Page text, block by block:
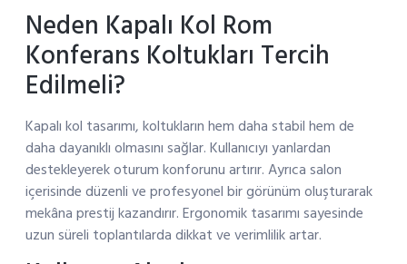
Neden Kapalı Kol Rom
Konferans Koltukları Tercih
Edilmeli?
Kapalı kol tasarımı, koltukların hem daha stabil hem de
daha dayanıklı olmasını sağlar. Kullanıcıyı yanlardan
destekleyerek oturum konforunu artırır. Ayrıca salon
içerisinde düzenli ve profesyonel bir görünüm oluşturarak
mekâna prestij kazandırır. Ergonomik tasarımı sayesinde
uzun süreli toplantılarda dikkat ve verimlilik artar.